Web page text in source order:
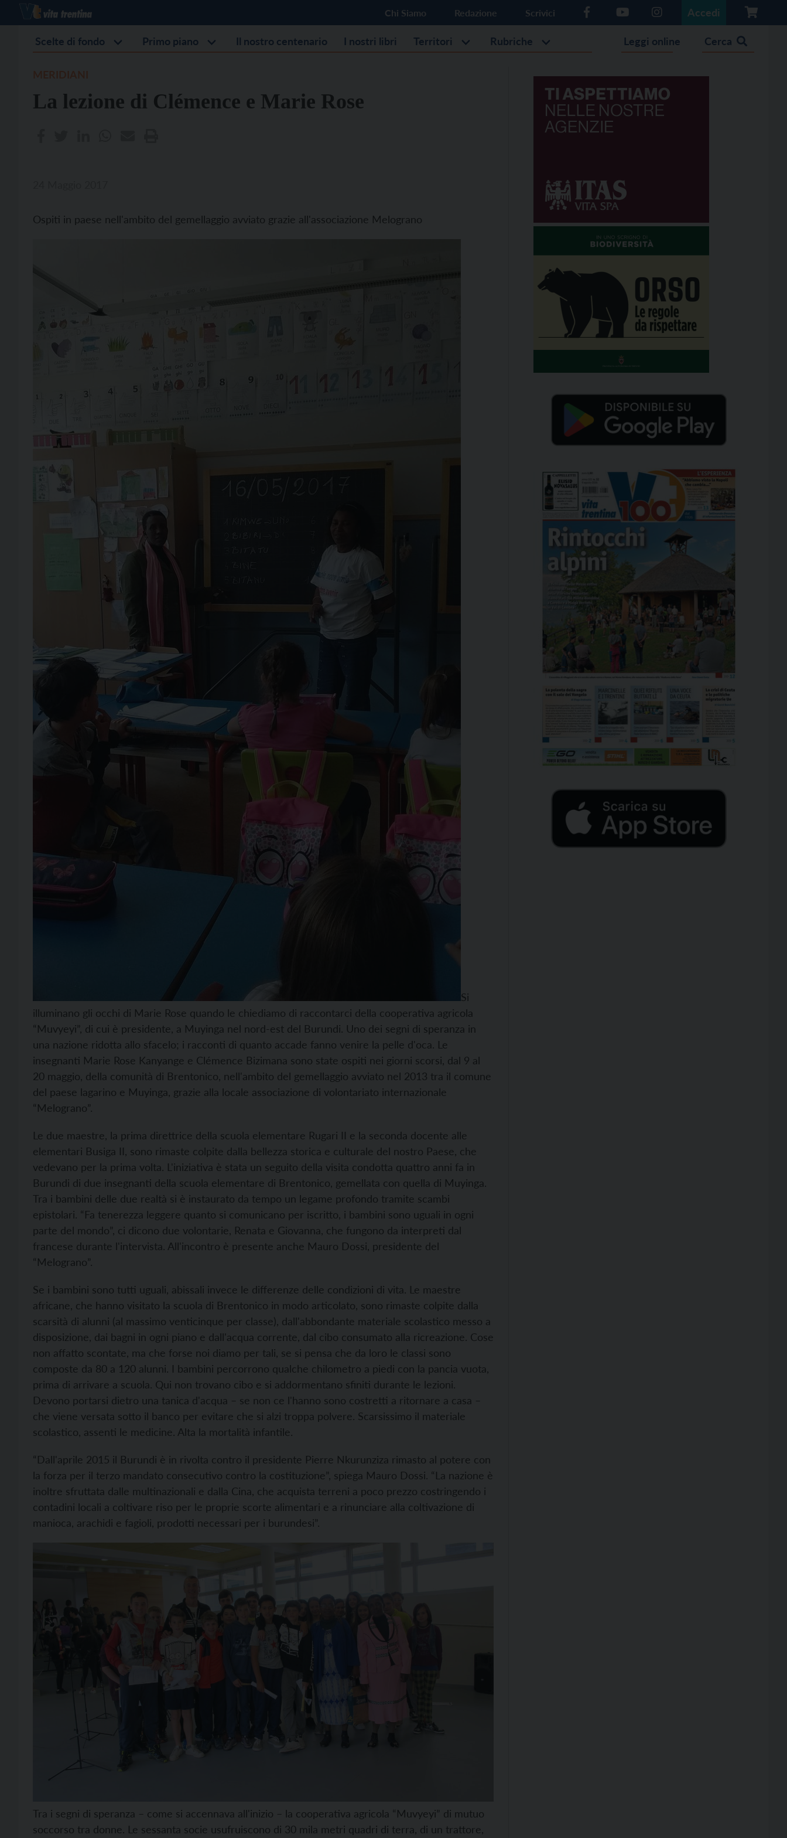
Chi Siamo Redazione Scrivici Accedi
Scelte di fondo Primo piano Il nostro centenario I nostri libri Territori Rubriche Leggi online Cerca
La lezione di Clémence e Marie Rose
Ospiti in paese nell'ambito del gemellaggio avviato grazie all'associazione Melograno
Si
illuminano gli occhi di Marie Rose quando le chiediamo di raccontarci della cooperativa agricola
“Muvyeyi”, di cui è presidente, a Muyinga nel nord-est del Burundi. Uno dei segni di speranza in
una nazione ridotta allo sfacelo; i racconti di quanto accade fanno venire la pelle d'oca. Le
insegnanti Marie Rose Kanyange e Clémence Bizimana sono state ospiti nei giorni scorsi, dal 9 al
20 maggio, della comunità di Brentonico, nell'ambito del gemellaggio avviato nel 2013 tra il comune
del paese lagarino e Muyinga, grazie alla locale associazione di volontariato internazionale
“Melograno”.
Le due maestre, la prima direttrice della scuola elementare Rugari II e la seconda docente alle
elementari Busiga II, sono rimaste colpite dalla bellezza storica e culturale del nostro Paese, che
vedevano per la prima volta. L'iniziativa è stata un seguito della visita condotta quattro anni fa in
Burundi di due insegnanti della scuola elementare di Brentonico, gemellata con quella di Muyinga.
Tra i bambini delle due realtà si è instaurato da tempo un legame profondo tramite scambi
epistolari. “Fa tenerezza leggere quanto si comunicano per iscritto, i bambini sono uguali in ogni
parte del mondo”, ci dicono due volontarie, Renata e Giovanna, che fungono da interpreti dal
francese durante l'intervista. All'incontro è presente anche Mauro Dossi, presidente del
“Melograno”.
Se i bambini sono tutti uguali, abissali invece le differenze delle condizioni di vita. Le maestre
africane, che hanno visitato la scuola di Brentonico in modo articolato, sono rimaste colpite dalla
scarsità di alunni (al massimo venticinque per classe), dall'abbondante materiale scolastico messo a
disposizione, dai bagni in ogni piano e dall'acqua corrente, dal cibo consumato alla ricreazione. Cose
non affatto scontate, ma che forse noi diamo per tali, se si pensa che da loro le classi sono
composte da 80 a 120 alunni. I bambini percorrono qualche chilometro a piedi con la pancia vuota,
prima di arrivare a scuola. Qui non trovano cibo e si addormentano sfiniti durante le lezioni.
Devono portarsi dietro una tanica d'acqua – se non ce l'hanno sono costretti a ritornare a casa –
che viene versata sotto il banco per evitare che si alzi troppa polvere. Scarsissimo il materiale
scolastico, assenti le medicine. Alta la mortalità infantile.
“Dall'aprile 2015 il Burundi è in rivolta contro il presidente Pierre Nkurunziza rimasto al potere con
la forza per il terzo mandato consecutivo contro la costituzione”, spiega Mauro Dossi. “La nazione è
inoltre sfruttata dalle multinazionali e dalla Cina, che acquista terreni a poco prezzo costringendo i
contadini locali a coltivare riso per le proprie scorte alimentari e a rinunciare alla coltivazione di
manioca, arachidi e fagioli, prodotti necessari per i burundesi”.
Tra i segni di speranza – come si accennava all'inizio – la cooperativa agricola “Muvyeyi” di mutuo
soccorso tra donne. Le sessanta socie usufruiscono di 30 mila metri quadri di terra, di un trattore,